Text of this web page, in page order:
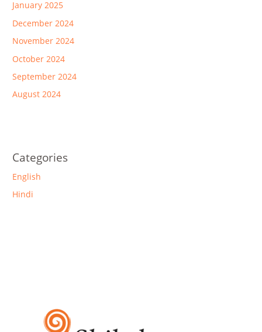
January 2025
December 2024
November 2024
October 2024
September 2024
August 2024
Categories
English
Hindi